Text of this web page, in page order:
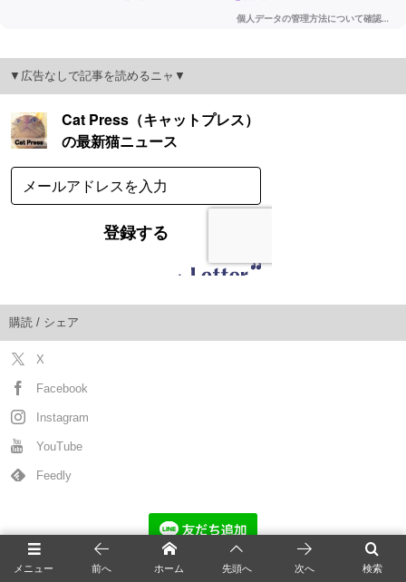
▼広告なしで記事を読めるニャ▼
購読 / シェア
X
Facebook
Instagram
YouTube
Feedly
メニュー 検索
前へ ホーム 先頭へ 次へ